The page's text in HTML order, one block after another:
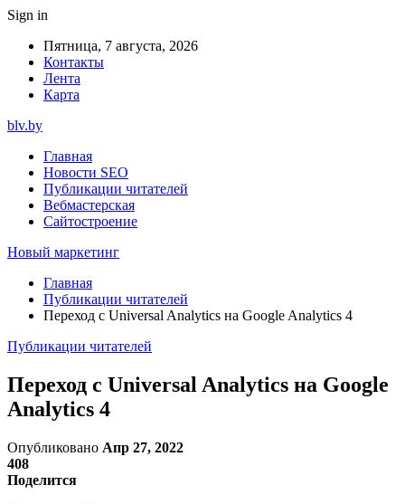
Sign in
Пятница, 7 августа, 2026
Контакты
Лента
Карта
blv.by
Главная
Новости SEO
Публикации читателей
Вебмастерская
Сайтостроение
Новый маркетинг
Главная
Публикации читателей
Переход с Universal Analytics на Google Analytics 4
Публикации читателей
Переход с Universal Analytics на Google
Analytics 4
Опубликовано Апр 27, 2022
408
Поделится